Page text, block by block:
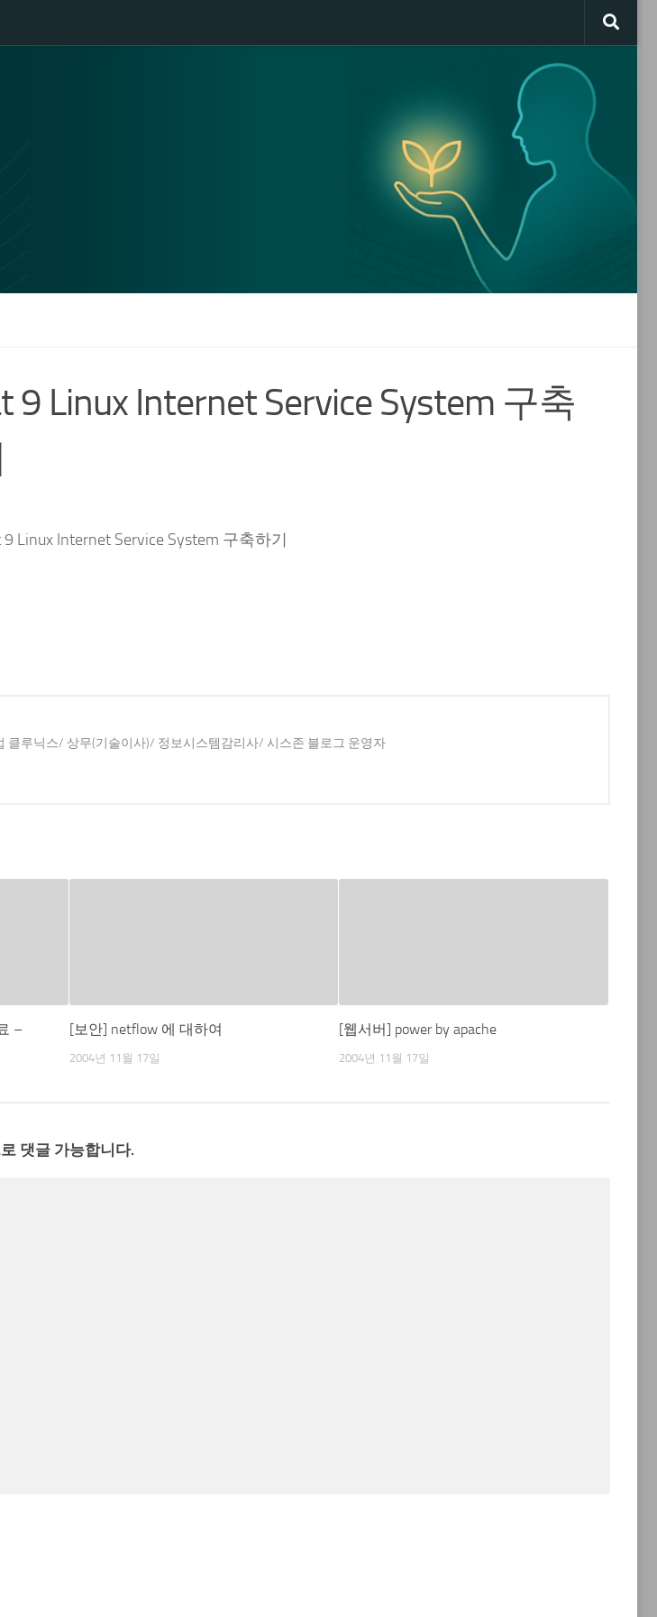
9 Linux Internet Service System 구축
9 Linux Internet Service System 구축하기
클루닉스/ 상무(기술이사)/ 정보시스템감리사/ 시스존 블로그 운영자
–
[보안] netflow 에 대하여
2004년 11월 17일
[웹서버] power by apache
2004년 11월 17일
댓글 가능합니다.